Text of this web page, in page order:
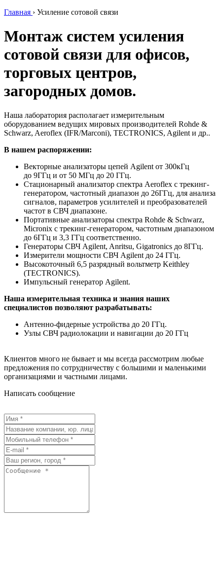
Главная › Усиление сотовой связи
Монтаж систем усиления
сотовой связи для офисов,
торговых центров,
загородных домов.
Наша лаборатория располагает измерительным
оборудованием ведущих мировых производителей Rohde &
Schwarz, Aeroflex (IFR/Marconi), TECTRONICS, Agilent и др..
В нашем распоряжении:
Векторные анализаторы цепей Agilent от 300кГц
до 9ГГц и от 50 МГц до 20 ГГц.
Стационарный анализатор спектра Aeroflex с трекинг-
генератором, частотный диапазон до 26ГГц, для анализа
сигналов, параметров усилителей и преобразователей
частот в СВЧ диапазоне.
Портативные анализаторы спектра Rohde & Schwarz,
Micronix с трекинг-генератором, частотным диапазоном
до 6ГГц и 3,3 ГГц соответственно.
Генераторы СВЧ Agilent, Anritsu, Gigatronics до 8ГГц.
Измерители мощности СВЧ Agilent до 24 ГГц.
Высокоточный 6,5 разрядный вольтметр Keithley
(TECTRONICS).
Импульсный генератор Agilent.
Наша измерительная техника и знания наших
специалистов позволяют разрабатывать:
Антенно-фидерные устройства до 20 ГГц.
Узлы СВЧ радиолокации и навигации до 20 ГГц
Клиентов много не бывает и мы всегда рассмотрим любые
предложения по сотрудничеству с большими и маленькими
организациями и частными лицами.
Написать сообщение